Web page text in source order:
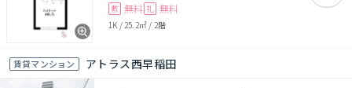
敷 無料 礼 無料
1K / 25.2㎡ / 2階
賃貸マンション アトラス西早稲田